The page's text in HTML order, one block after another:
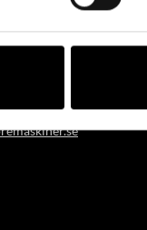
Maskiner
39356 KALMAR,
883 00